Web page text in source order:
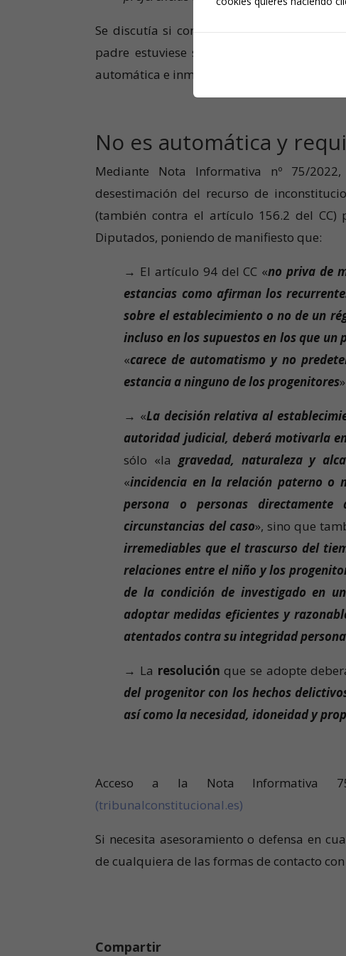
Se discutía si con base en esta nueva
padre estuviese siendo investigado por
automática e inmediata del régimen de
No es automática y
Mediante Nota Informativa nº 75/
desestimación del recurso de
(también contra el artículo 156.2 del CC)
Diputados, poniendo de manifiesto que:
→ El artículo 94 del CC «no priva de
estancias como afirman los
sobre el establecimiento o no de un
incluso en los supuestos en los que
«carece de automatismo y no
estancia a ninguno de los progenitores
→ «La decisión relativa al
autoridad judicial, deberá motivarla
sólo «la gravedad, naturaleza y
«incidencia en la relación paterno o
persona o personas
circunstancias del caso», sino que
irremediables que el trascurso del
relaciones entre el niño y los
de la condición de investigado en
adoptar medidas eficientes y
atentados contra su integridad
→ La resolución que se adopte
del progenitor con los hechos
así como la necesidad, idoneidad y
Acceso a la Nota Informativa
(tribunalconstitucional.es)
Si necesita asesoramiento o defensa en
de cualquiera de las formas de contacto
Compartir